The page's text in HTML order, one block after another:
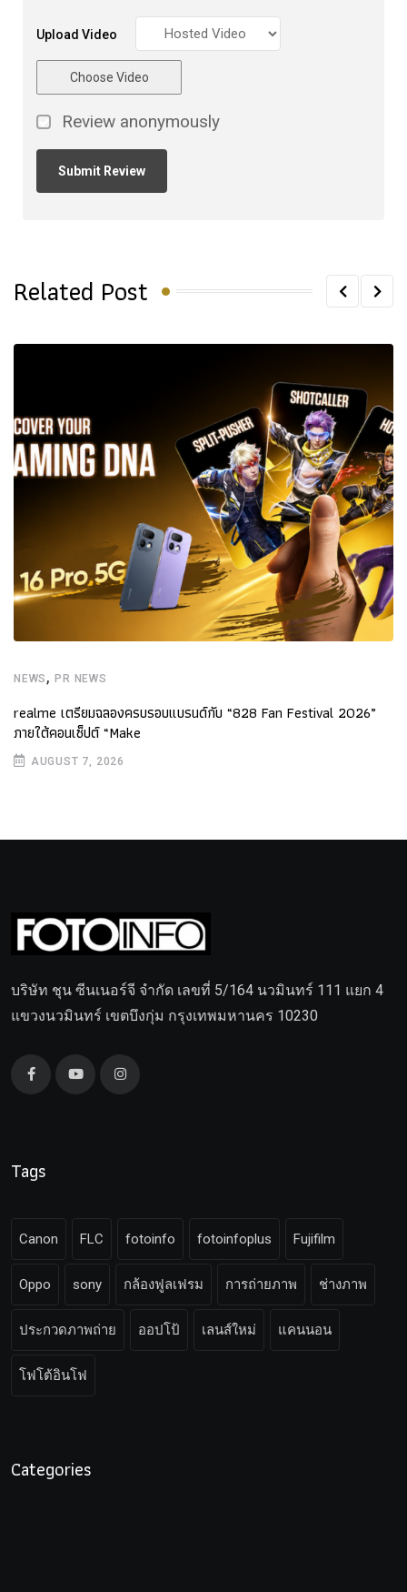
Upload Video
Choose Video
Review anonymously
Related Post
NEWS ,PR NEWS
realme เตรียมฉลองครบรอบแบรนด์กับ “828 Fan Festival 2026”
ภายใต้คอนเซ็ปต์ “Make
AUGUST 7, 2026
บริษัท ชุน ซีนเนอร์จี จำกัด เลขที่ 5/164 นวมินทร์ 111 แยก 4
แขวงนวมินทร์ เขตบึงกุ่ม กรุงเทพมหานคร 10230
Tags
Canon FLC fotoinfo fotoinfoplus Fujifilm
Oppo sony กล้องฟูลเฟรม การถ่ายภาพ ช่างภาพ
ประกวดภาพถ่าย ออปโป้ เลนส์ใหม่ แคนนอน
โฟโต้อินโฟ
Categories